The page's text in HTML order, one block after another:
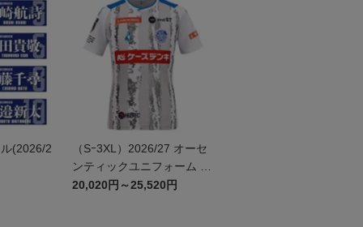
(2026/2
（Sｰ3XL）2026/27 オーセ
ンティックユニフォーム F
P 2nd
20,020円～25,520円